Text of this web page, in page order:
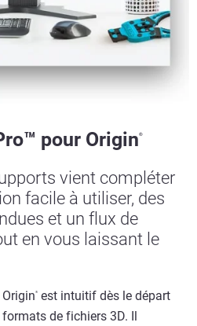
pour Origin®
vient compléter
facile à utiliser, des
et un flux de
en vous laissant le
®
est intuitif dès le départ
de fichiers 3D. Il